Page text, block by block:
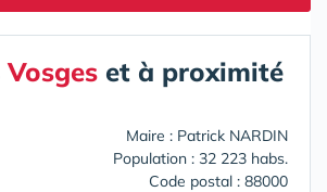
Vosges et à proximité
Maire : Patrick NARDIN
Population : 32 223 habs.
Code postal : 88000